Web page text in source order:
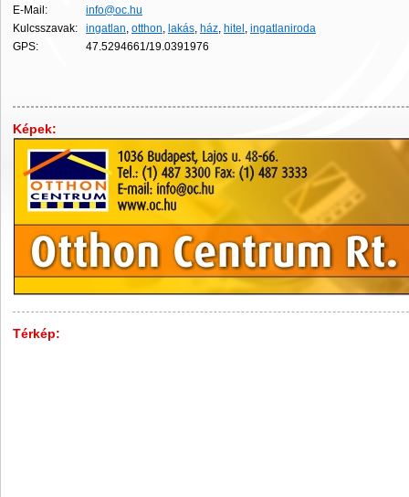
E-Mail:
info@oc.hu
Kulcsszavak:
ingatlan, otthon, lakás, ház, hitel , ingatlaniroda
GPS:
47.5294661/19.0391976
Képek:
Térkép: